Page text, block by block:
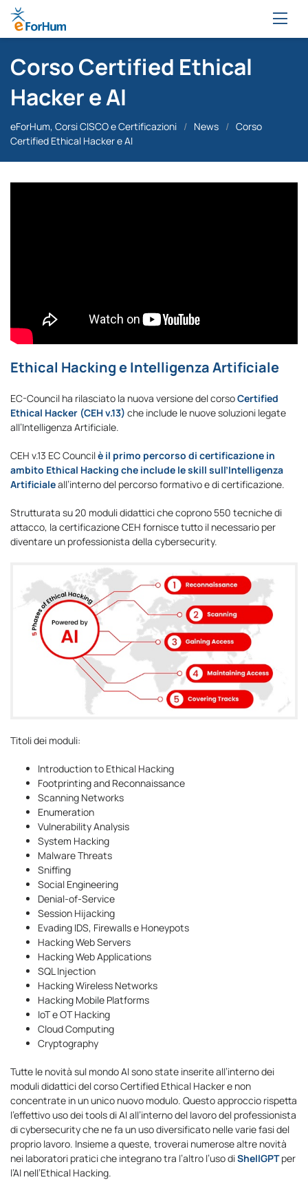
Corso Certified Ethical
Hacker e AI
eForHum, Corsi CISCO e Certificazioni / News / Corso
Certified Ethical Hacker e AI
Ethical Hacking e Intelligenza Artificiale
EC-Council ha rilasciato la nuova versione del corsoCertified
Ethical Hacker (CEH v.13) che include le nuove soluzioni legate
all’Intelligenza Artificiale.
CEH v.13 EC Councilè il primo percorso di certificazione in
ambito Ethical Hacking che include le skill sull’Intelligenza
Artificialeall’interno del percorso formativo e di certificazione.
Strutturata su 20 moduli didattici che coprono 550 tecniche di
attacco, la certificazione CEH fornisce tutto il necessario per
diventare un professionista della cybersecurity.
Titoli dei moduli:
Introduction to Ethical Hacking
Footprinting and Reconnaissance
Scanning Networks
Enumeration
Vulnerability Analysis
System Hacking
Malware Threats
Sniffing
Social Engineering
Denial-of-Service
Session Hijacking
Evading IDS, Firewalls e Honeypots
Hacking Web Servers
Hacking Web Applications
SQL Injection
Hacking Wireless Networks
Hacking Mobile Platforms
IoT e OT Hacking
Cloud Computing
Cryptography
Tutte le novità sul mondo AI sono state inserite all’interno dei
moduli didattici del corso Certified Ethical Hacker e non
concentrate in un unico nuovo modulo. Questo approccio rispetta
l’effettivo uso dei tools di AI all’interno del lavoro del professionista
di cybersecurity che ne fa un uso diversificato nelle varie fasi del
proprio lavoro. Insieme a queste, troverai numerose altre novità
nei laboratori pratici che integrano tra l’altro l’uso diShellGPTper
l’AI nell’Ethical Hacking.